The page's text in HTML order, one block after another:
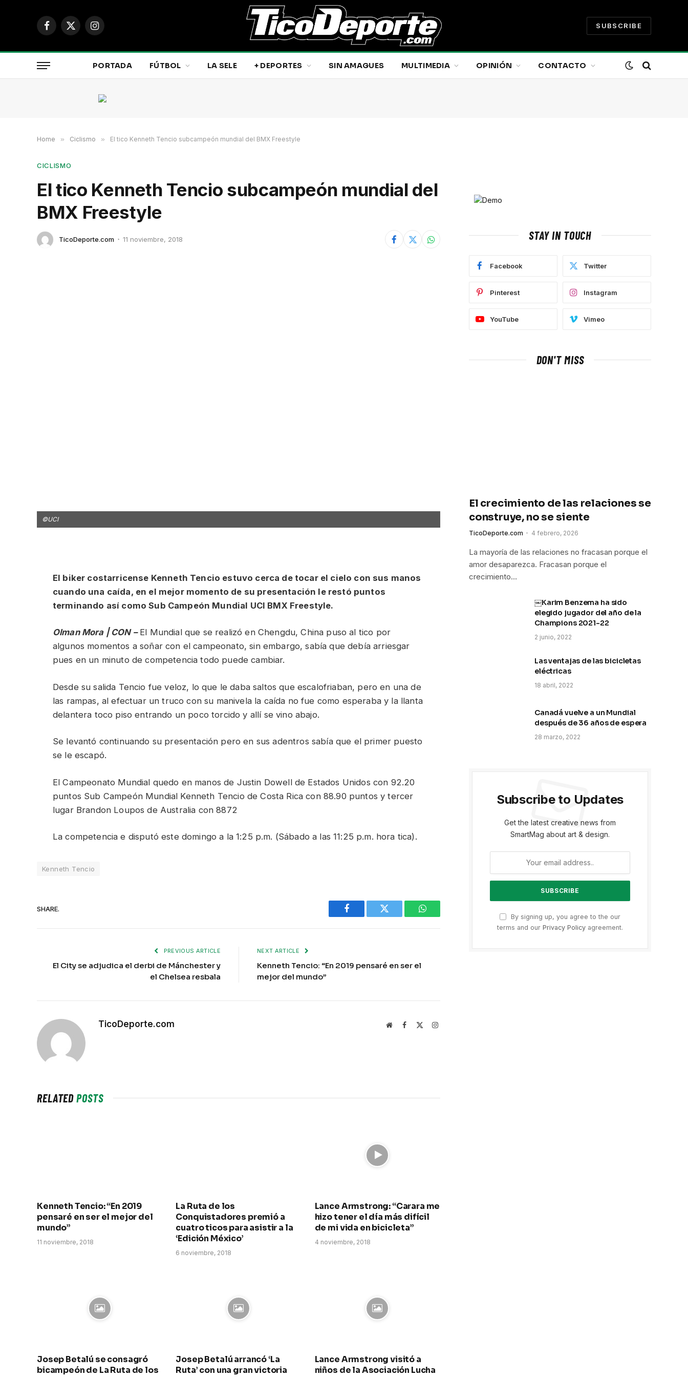
Facebook
X
Instagram
SUBSCRIBE
PORTADA FÚTBOL LA SELE + DEPORTES SIN AMAGUES MULTIMEDIA OPINIÓN CONTACTO
Home » Ciclismo » El tico Kenneth Tencio subcampeón mundial del BMX Freestyle
CICLISMO
El tico Kenneth Tencio subcampeón mundial del
BMX Freestyle
TicoDeporte.com 11 noviembre, 2018
©UCI
El biker costarricense Kenneth Tencio estuvo cerca de tocar el cielo con sus manos
cuando una caída, en el mejor momento de su presentación le restó puntos
terminando así como Sub Campeón Mundial UCI BMX Freestyle.
Olman Mora | CON –El Mundial que se realizó en Chengdu, China puso al tico por
algunos momentos a soñar con el campeonato, sin embargo, sabía que debía arriesgar
pues en un minuto de competencia todo puede cambiar.
Desde su salida Tencio fue veloz, lo que le daba saltos que escalofriaban, pero en una de
las rampas, al efectuar un truco con su manivela la caída no fue como esperaba y la llanta
delantera toco piso entrando un poco torcido y allí se vino abajo.
Se levantó continuando su presentación pero en sus adentros sabía que el primer puesto
se le escapó.
El Campeonato Mundial quedo en manos de Justin Dowell de Estados Unidos con 92.20
puntos Sub Campeón Mundial Kenneth Tencio de Costa Rica con 88.90 puntos y tercer
lugar Brandon Loupos de Australia con 8872
La competencia e disputó este domingo a la 1:25 p.m. (Sábado a las 11:25 p.m. hora tica).
Kenneth Tencio
SHARE.
Facebook Twitter WhatsApp
PREVIOUS ARTICLE
El City se adjudica el derbi de Mánchester y
el Chelsea resbala
NEXT ARTICLE
Kenneth Tencio: “En 2019 pensaré en ser el
mejor del mundo”
TicoDeporte.com WebsiteFacebook Instagram
RELATEDPOSTS
Kenneth Tencio: “En 2019
pensaré en ser el mejor del
mundo”
11 noviembre, 2018
La Ruta de los
Conquistadores premió a
cuatro ticos para asistir a la
‘Edición México’
6 noviembre, 2018
Lance Armstrong: “Carara me
hizo tener el día más difícil
de mi vida en bicicleta”
4 noviembre, 2018
Josep Betalú se consagró
bicampeón de La Ruta de los
Josep Betalú arrancó ‘La
Ruta’ con una gran victoria
Lance Armstrong visitó a
niños de la Asociación Lucha
STAY IN TOUCH
Facebook Twitter
Pinterest Instagram
YouTube Vimeo
DON'T MISS
El crecimiento de las relaciones se
construye, no se siente
TicoDeporte.com 4 febrero, 2026
La mayoría de las relaciones no fracasan porque el
amor desaparezca. Fracasan porque el
crecimiento…
￼Karim Benzema ha sido
elegido jugador del año de la
Champions 2021-22
2 junio, 2022
Las ventajas de las bicicletas
eléctricas
18 abril, 2022
Canadá vuelve a un Mundial
después de 36 años de espera
28 marzo, 2022
Subscribe to Updates
Get the latest creative news from
SmartMag about art & design.
By signing up, you agree to the our
terms and our Privacy Policy agreement.